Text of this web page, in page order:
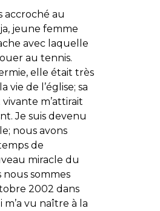
accroché au
jeune femme
avec laquelle
au tennis.
elle était très
vie de l’église; sa
m’attirait
Je suis devenu
nous avons
de
miracle du
sommes
2002 dans
vu naître à la